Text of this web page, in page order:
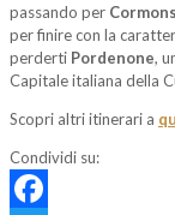
passando per Cormons
per finire con la
perderti Pordenone,
Capitale italiana della
Scopri altri itinerari a
Condividi su: